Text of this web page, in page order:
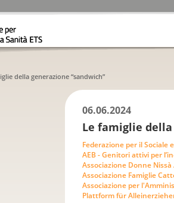
della generazione “sandwich”
06.06.2024
Le famiglie della
Federazione per il Sociale
AEB - Genitori attivi per
Associazione Donne Nissà
Associazione Famiglie
Associazione per
Plattform für